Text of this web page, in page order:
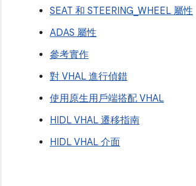
SEAT 和 STEERING_WHEEL 屬性
ADAS 屬性
參考實作
對 VHAL 進行偵錯
使用原生用戶端搭配 VHAL
HIDL VHAL 遷移指南
HIDL VHAL 介面